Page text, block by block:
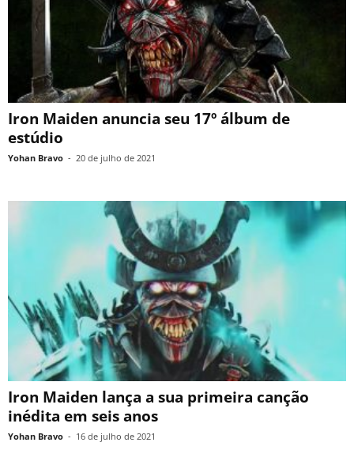
Iron Maiden anuncia seu 17º álbum de
estúdio
Yohan Bravo - 20 de julho de 2021
Iron Maiden lança a sua primeira canção
inédita em seis anos
Yohan Bravo - 16 de julho de 2021